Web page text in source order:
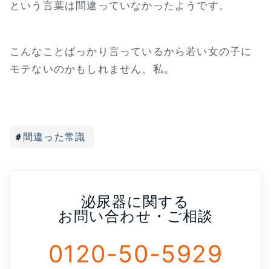
という言葉は間違っていなかったようです。
こんなことばっかり言っているから若い女の子に
モテないのかもしれません、私。
間違った常識
泌尿器に関する
お問い合わせ・ご相談
0120-50-5929